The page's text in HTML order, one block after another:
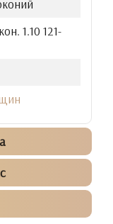
1.10 121-